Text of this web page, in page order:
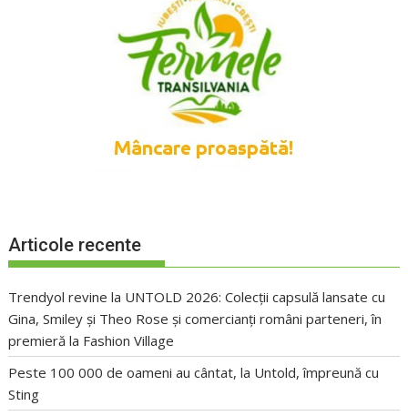
Articole recente
Trendyol revine la UNTOLD 2026: Colecții capsulă lansate cu
Gina, Smiley și Theo Rose și comercianți români parteneri, în
premieră la Fashion Village
Peste 100 000 de oameni au cântat, la Untold, împreună cu
Sting